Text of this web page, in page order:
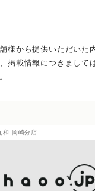
様から提供いただいた
掲載情報につきまして
和 岡崎分店